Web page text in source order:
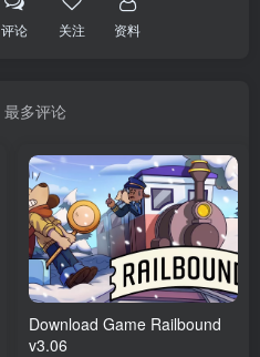
评论 关注 资料
最多评论
Download Game Railbound
v3.06